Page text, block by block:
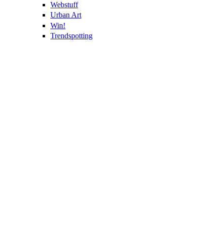
Webstuff
Urban Art
Win!
Trendspotting